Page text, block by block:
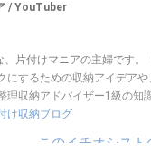
/ YouTuber
片付けマニアの主婦です。
にするための収納アイデア
理収納アドバイザー1級の知
け収納ブログ
このイチオシス